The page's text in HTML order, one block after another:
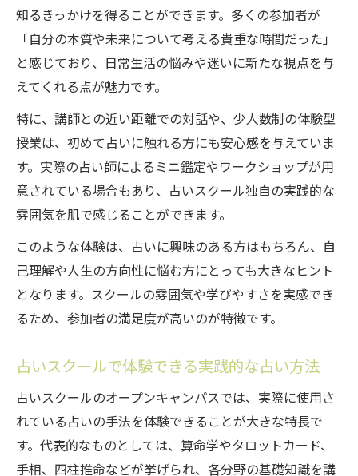
知るきっかけを得ることができます。多くの参加者が
「自分の本質や未来について考える貴重な時間だった」
と感じており、日常生活の悩みや迷いに新たな視点を与
えてくれる点が魅力です。
特に、講師との近い距離での対話や、少人数制の体験型
授業は、初めて占いに触れる方にも安心感を与えていま
す。実際の占い師によるミニ鑑定やワークショップが用
意されている場合もあり、占いスクール独自の実践的な
雰囲気を肌で感じることができます。
このような体験は、占いに興味のある方はもちろん、自
己理解や人生の方向性に悩む方にとっても大きなヒント
となります。スクールの雰囲気や学びやすさを実感でき
るため、参加者の満足度が高いのが特徴です。
占いスクールで体験できる実践的な占い方法
占いスクールのオープンキャンパスでは、実際に使用さ
れている占いの手法を体験できることが大きな特長で
す。代表的なものとしては、算命学やタロットカード、
手相、四柱推命などが挙げられ、各分野の基礎知識を講